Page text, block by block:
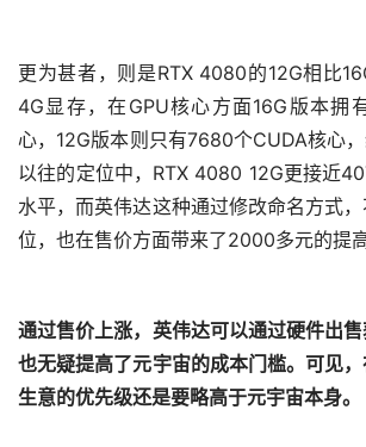
更为甚者，则是RTX 4080的12G相比
4G显存，在GPU核心方面16G版本拥
心，12G版本则只有7680个CUDA核心
以往的定位中，RTX 4080 12G更接近
水平，而英伟达这种通过修改命名方式
位，也在售价方面带来了2000多元的提高
通过售价上涨，英伟达可以通过硬件出
也无疑提高了元宇宙的成本门槛。可见，
生意的优先级还是要略高于元宇宙本身。